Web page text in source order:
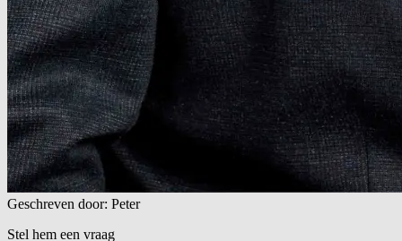
Geschreven door: Peter
Stel hem een vraag